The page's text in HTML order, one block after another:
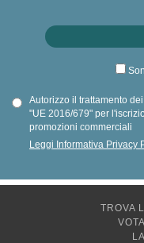
Autorizzo il trattamento
"UE 2016/679" per
promozioni commerciali
Leggi Informativa Privacy
TROVA